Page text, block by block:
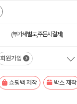
(부가세별도,주문시결제)
회원가입
쇼핑백 제작 박스 제작